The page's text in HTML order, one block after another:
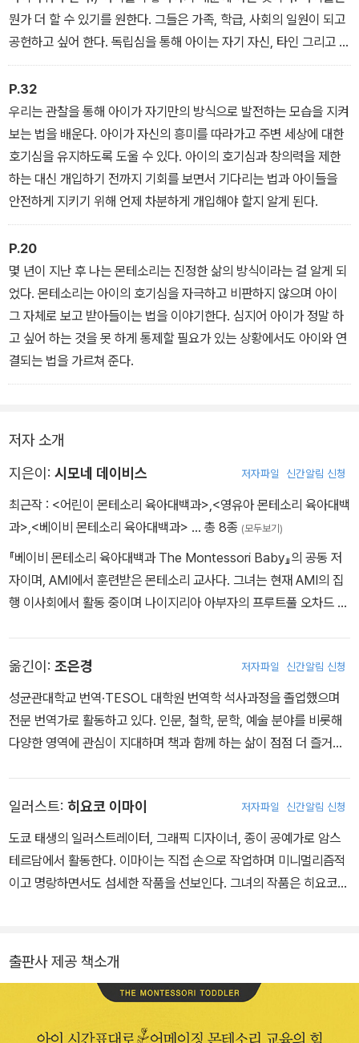
뭔가 더 할 수 있기를 원한다. 그들은 가족, 학급, 사회의 일원이 되고
공헌하고 싶어 한다. 독립심을 통해 아이는 자기 자신, 타인 그리고 환
경을 책임감 있게 돌보는 법을 배운다.
P.32
우리는 관찰을 통해 아이가 자기만의 방식으로 발전하는 모습을 지켜
보는 법을 배운다. 아이가 자신의 흥미를 따라가고 주변 세상에 대한
호기심을 유지하도록 도울 수 있다. 아이의 호기심과 창의력을 제한
하는 대신 개입하기 전까지 기회를 보면서 기다리는 법과 아이들을
안전하게 지키기 위해 언제 차분하게 개입해야 할지 알게 된다.
P.20
몇 년이 지난 후 나는 몬테소리는 진정한 삶의 방식이라는 걸 알게 되
었다. 몬테소리는 아이의 호기심을 자극하고 비판하지 않으며 아이
그 자체로 보고 받아들이는 법을 이야기한다. 심지어 아이가 정말 하
고 싶어 하는 것을 못 하게 통제할 필요가 있는 상황에서도 아이와 연
결되는 법을 가르쳐 준다.
저자 소개
지은이: 시모네 데이비스 저자파일 신간알림 신청
최근작 : <어린이 몬테소리 육아대백과>,<영유아 몬테소리 육아대백
과>,<베이비 몬테소리 육아대백과> … 총 8종 (모두보기)
『베이비 몬테소리 육아대백과 The Montessori Baby』의 공동 저
자이며, AMI에서 훈련받은 몬테소리 교사다. 그녀는 현재 AMI의 집
행 이사회에서 활동 중이며 나이지리아 아부자의 프루트풀 오차드 몬
정을 통해 전 세계 가족이 삶에 몬테소리를 도입하도록 영감을 주는
것을 사명으로 삼고 있다.
옮긴이: 조은경 저자파일 신간알림 신청
성균관대학교 번역·TESOL 대학원 번역학 석사과정을 졸업했으며
전문 번역가로 활동하고 있다. 인문, 철학, 문학, 예술 분야를 비롯해
다양한 영역에 관심이 지대하며 책과 함께 하는 삶이 점점 더 즐거워
『엄마는 누가 돌보지?』, 『정치적 올바름에 대하여』 등을 번역했다.
일러스트: 히요코 이마이 저자파일 신간알림 신청
도쿄 태생의 일러스트레이터, 그래픽 디자이너, 종이 공예가로 암스
테르담에서 활동한다. 이마이는 직접 손으로 작업하며 미니멀리즘적
이고 명랑하면서도 섬세한 작품을 선보인다. 그녀의 작품은 히요코이
출판사 제공 책소개